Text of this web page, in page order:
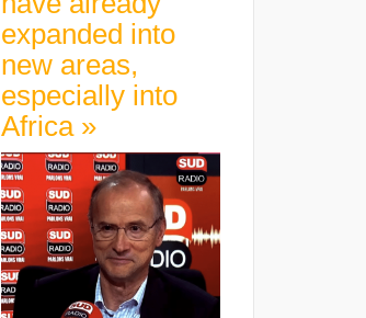
expanded into
new areas,
especially into
Africa »